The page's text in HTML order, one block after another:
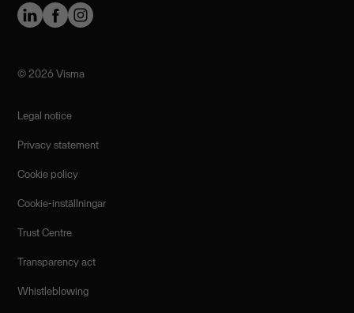
©️ 2026 Visma
Legal notice
Privacy statement
Cookie policy
Cookie-inställningar
Trust Centre
Transparency act
Whistleblowing